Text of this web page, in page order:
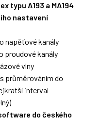
typu A193 a MA194
nastavení
napěťové kanály
proudové kanály
vlny
průměrováním do
interval
do českého